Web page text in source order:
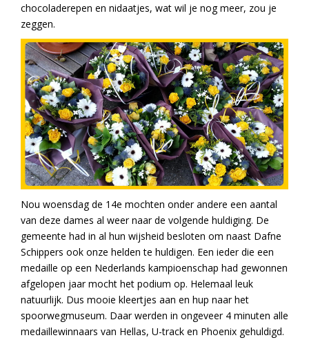
chocoladerepen en nidaatjes, wat wil je nog meer, zou je
zeggen.
Nou woensdag de 14e mochten onder andere een aantal
van deze dames al weer naar de volgende huldiging. De
gemeente had in al hun wijsheid besloten om naast Dafne
Schippers ook onze helden te huldigen. Een ieder die een
medaille op een Nederlands kampioenschap had gewonnen
afgelopen jaar mocht het podium op. Helemaal leuk
natuurlijk. Dus mooie kleertjes aan en hup naar het
spoorwegmuseum. Daar werden in ongeveer 4 minuten alle
medaillewinnaars van Hellas, U-track en Phoenix gehuldigd.